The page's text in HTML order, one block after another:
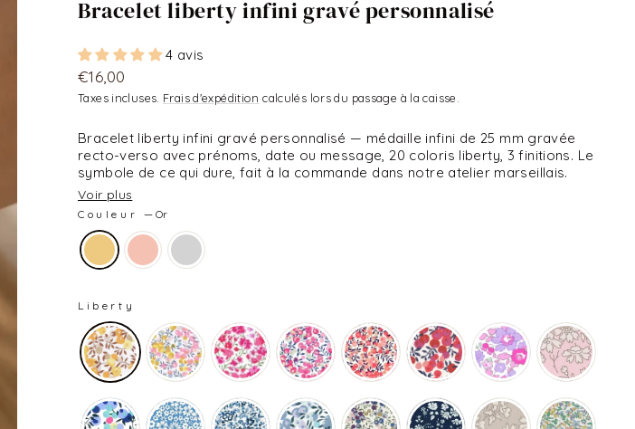
Bracelet liberty infini gravé personnalisé
4 avis
Prix
régulier
€16,00
Taxes incluses. Frais d'expédition calculés lors du passage à la caisse.
Bracelet liberty infini gravé personnalisé — médaille infini de 25 mm gravée
recto-verso avec prénoms, date ou message, 20 coloris liberty, 3 finitions. Le
symbole de ce qui dure, fait à la commande dans notre atelier marseillais.
Voir plus
Couleur — Or
Liberty